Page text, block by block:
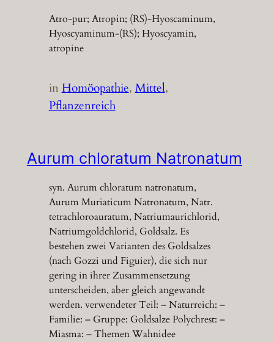
Atro-pur; Atropin; (RS)-Hyoscaminum,
Hyoscyaminum-(RS); Hyoscyamin,
atropine
inHomöopathie, Mittel
Pflanzenreich
Aurum chloratum Natronatum
syn. Aurum chloratum natronatum,
Aurum Muriaticum Natronatum, Natr.
tetrachloroauratum, Natriumaurichlorid,
Natriumgoldchlorid, Goldsalz. Es
bestehen zwei Varianten des Goldsalzes
(nach Gozzi und Figuier), die sich nur
gering in ihrer Zusammensetzung
unterscheiden, aber gleich angewandt
werden. verwendeter Teil: – Naturreich: –
Familie: – Gruppe: Goldsalze Polychrest: –
Miasma: – Themen Wahnidee